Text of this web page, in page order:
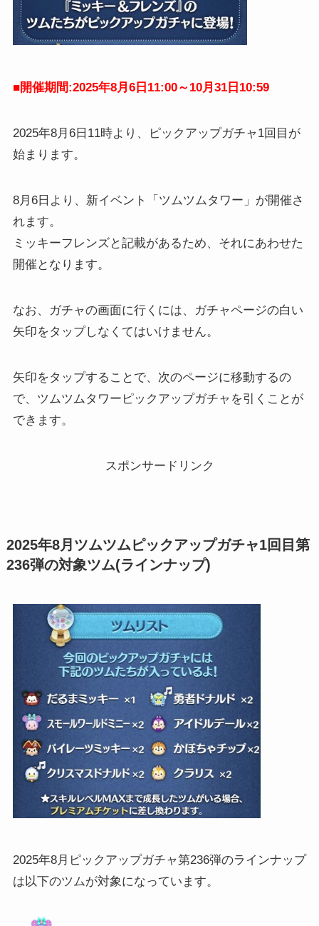
■開催期間:2025年8月6日11:00～10月31日10:59
2025年8月6日11時より、ピックアップガチャ1回目が
始まります。
8月6日より、新イベント「ツムツムタワー」が開催さ
れます。
ミッキーフレンズと記載があるため、それにあわせた
開催となります。
なお、ガチャの画面に行くには、ガチャページの白い
矢印をタップしなくてはいけません。
矢印をタップすることで、次のページに移動するの
で、ツムツムタワーピックアップガチャを引くことが
できます。
スポンサードリンク
2025年8月ツムツムピックアップガチャ1回目第
236弾の対象ツム(ラインナップ)
2025年8月ピックアップガチャ第236弾のラインナップ
は以下のツムが対象になっています。